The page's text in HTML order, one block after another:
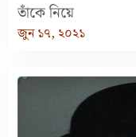
তাঁকে নিয়ে
জুন ১৭, ২০২১